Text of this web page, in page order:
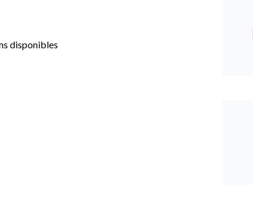
disponibles